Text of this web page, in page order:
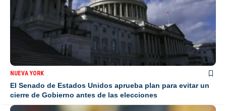
NUEVA YORK
El Senado de Estados Unidos aprueba plan para evitar un
cierre de Gobierno antes de las elecciones